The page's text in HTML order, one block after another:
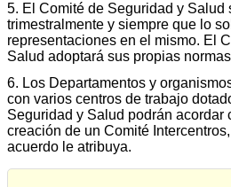
5. El Comité de Seguridad y Salud
trimestralmente y siempre que lo
representaciones en el mismo. El
Salud adoptará sus propias
6. Los Departamentos y
con varios centros de trabajo
Seguridad y Salud podrán acordar
creación de un Comité
acuerdo le atribuya.